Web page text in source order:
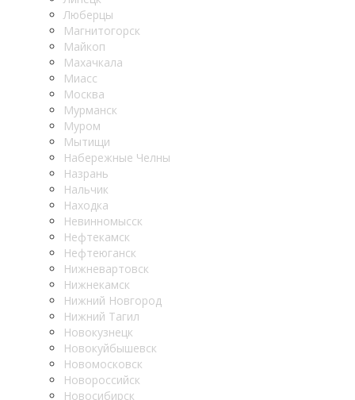
Люберцы
Магнитогорск
Майкоп
Махачкала
Миасс
Москва
Мурманск
Муром
Мытищи
Набережные Челны
Назрань
Нальчик
Находка
Невинномысск
Нефтекамск
Нефтеюганск
Нижневартовск
Нижнекамск
Нижний Новгород
Нижний Тагил
Новокузнецк
Новокуйбышевск
Новомосковск
Новороссийск
Новосибирск